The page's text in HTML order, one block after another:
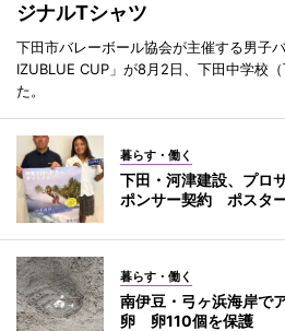
ジナルTシャツ
下田市バレーボール協会が主催する男子
IZUBLUE CUP」が8月2日、下田中学校
た。
暮らす・働く
下田・河津建設、プロ
ポンサー契約 ポスタ
暮らす・働く
南伊豆・弓ヶ浜海岸で
卵 卵110個を保護